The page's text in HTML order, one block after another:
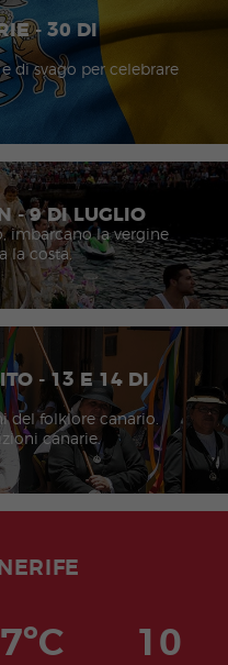
- 30 DI
di svago per celebrare
- 9 DI LUGLIO
imbarcano la vergine
la costa.
- 13 E 14 DI
del folklore canario.
canarie.
10